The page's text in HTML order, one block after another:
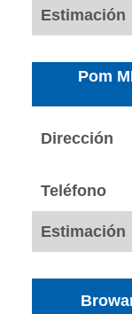
Estimación
Pom
Dirección
Teléfono
Estimación